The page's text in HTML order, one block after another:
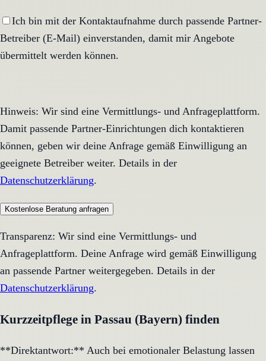
Ich bin mit der Kontaktaufnahme durch passende Partner-
Betreiber (E-Mail) einverstanden, damit mir Angebote
übermittelt werden können.
Hinweis: Wir sind eine Vermittlungs- und Anfrageplattform.
Damit passende Partner-Einrichtungen dich kontaktieren
können, geben wir deine Anfrage gemäß Einwilligung an
geeignete Betreiber weiter. Details in der
Datenschutzerklärung.
Kostenlose Beratung anfragen
Transparenz: Wir sind eine Vermittlungs- und
Anfrageplattform. Deine Anfrage wird gemäß Einwilligung
an passende Partner weitergegeben. Details in der
Datenschutzerklärung.
Kurzzeitpflege in Passau (Bayern) finden
**Direktantwort:** Auch bei emotionaler Belastung lassen